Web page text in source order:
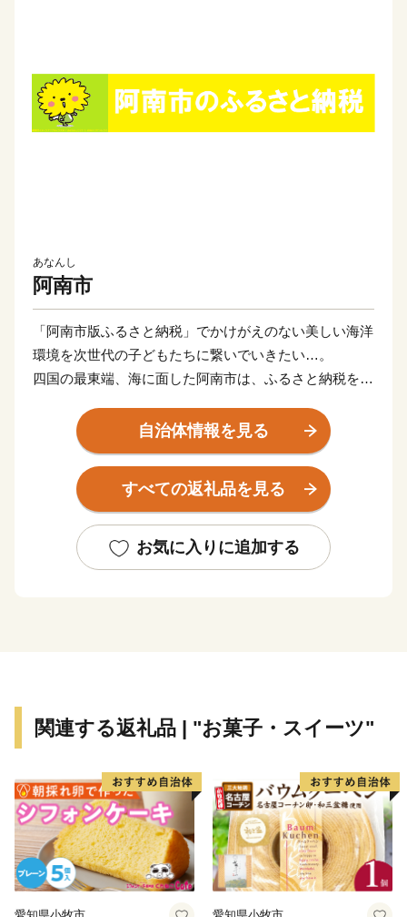
あなんし
阿南市
「阿南市版ふるさと納税」でかけがえのない美しい海洋
環境を次世代の子どもたちに繋いでいきたい…。
四国の最東端、海に面した阿南市は、ふるさと納税を通
に対して真摯に向き合い、アクションをおこし、普及し
ていくことによって、持続可能な社会づくりを実現して
いく「阿南市オリジナル」の制度運用を行っています。
返礼品を提供するのは「EARTH SHIP PARTNER
では、このESPA事業者とともに新たなムーブメントを
起こしていきます！
自治体情報を見る
すべての返礼品を見る
お気に入りに追加する
関連する返礼品 | "お菓子・スイーツ"